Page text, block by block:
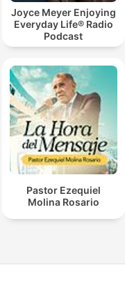
Joyce Meyer Enjoying
Everyday Life® Radio
Podcast
Pastor Ezequiel
Molina Rosario